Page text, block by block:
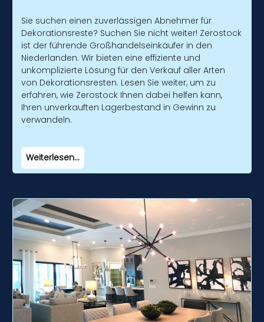
Sie suchen einen zuverlässigen Abnehmer für
Dekorationsreste? Suchen Sie nicht weiter! Zerostock
ist der führende Großhandelseinkäufer in den
Niederlanden. Wir bieten eine effiziente und
unkomplizierte Lösung für den Verkauf aller Arten
von Dekorationsresten. Lesen Sie weiter, um zu
erfahren, wie Zerostock Ihnen dabei helfen kann,
Ihren unverkauften Lagerbestand in Gewinn zu
verwandeln.
Weiterlesen...